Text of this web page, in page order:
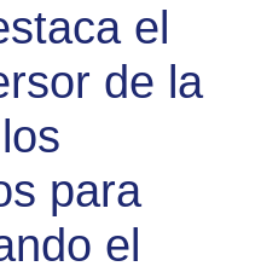
el
de la
para
el